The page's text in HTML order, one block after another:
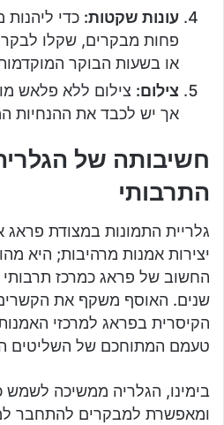
עונות שקטות: כדי
פחות מבקרים, שקלו
או בשעות הבוקר
צילום: צילום ללא פלאש
אך יש לכבד את ההנחיות
חשיבותה של
התרבותי
גלריית התמונות במצודת
יצירות אמנות מרהיבות; היא
החשוב של פראג כמרכז תרבותי
שנים. האוסף משקף את
הקיסרית בפראג למרכזי
טעמם המתוחכם של השליטים
בימינו, הגלריה ממשיכה לשמש
ומאפשרת למבקרים להתחבר